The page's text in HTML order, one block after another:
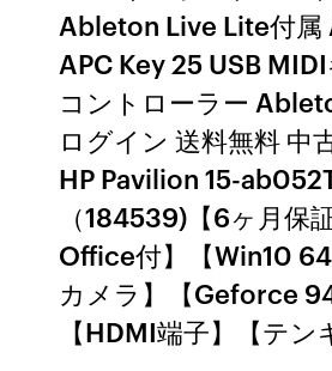
Ableton Live Lite付属
APC Key 25 USB
コントローラー
ログイン 送料無料 中
HP Pavilion 15-
（184539)【6ヶ月保
Office付】【Win10
カメラ】【Geforce
【HDMI端子】【テン